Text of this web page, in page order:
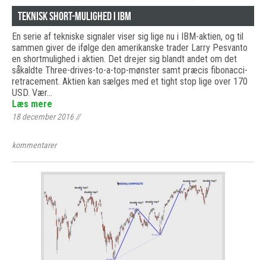
Teknisk short-mulighed i IBM
En serie af tekniske signaler viser sig lige nu i IBM-aktien, og til
sammen giver de ifølge den amerikanske trader Larry Pesvanto
en shortmulighed i aktien. Det drejer sig blandt andet om det
såkaldte Three-drives-to-a-top-mønster samt præcis fibonacci-
retracement. Aktien kan sælges med et tight stop lige over 170
USD. Vær…
Læs mere
18 december 2016//
kommentarer